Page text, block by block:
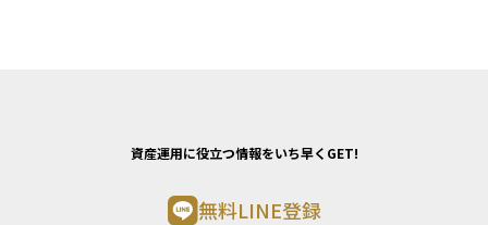
資産運用に役立つ情報をいち早くGET!
無料LINE登録